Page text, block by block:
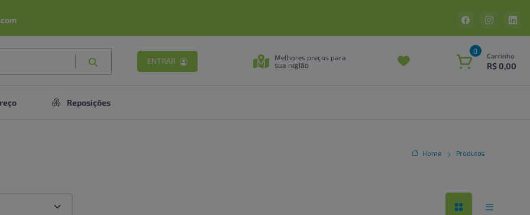
ENTRAR
Melhores preços para
sua região
0
Carrinho
R$ 0,00
Reposições
Home Produtos